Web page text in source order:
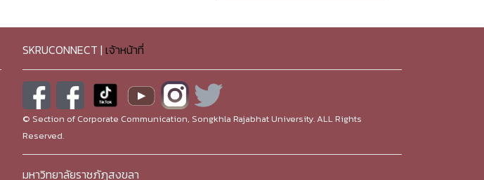
SKRUCONNECT | เจ้าหน้าที่
© Section of Corporate Communication, Songkhla Rajabhat University. ALL Rights
Reserved.
มหาวิทยาลัยราชภัฏสงขลา